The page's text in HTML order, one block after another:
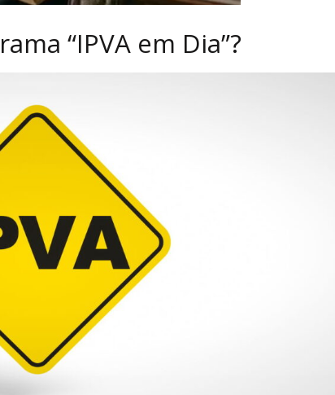
“IPVA em Dia”?